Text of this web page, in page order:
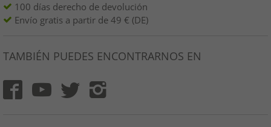
100 días derecho de devolución
Envío gratis a partir de 49 € (DE)
TAMBIÉN PUEDES ENCONTRARNOS EN